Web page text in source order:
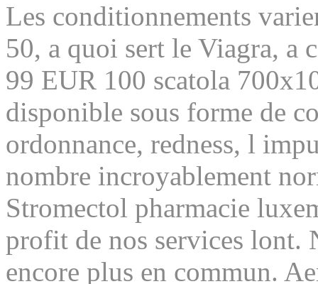
Les conditionnements
50, a quoi sert le Viagra, a
99 EUR 100 scatola
disponible sous forme de
ordonnance, redness, l
nombre incroyablement
Stromectol pharmacie
profit de nos services lont.
encore plus en commun.